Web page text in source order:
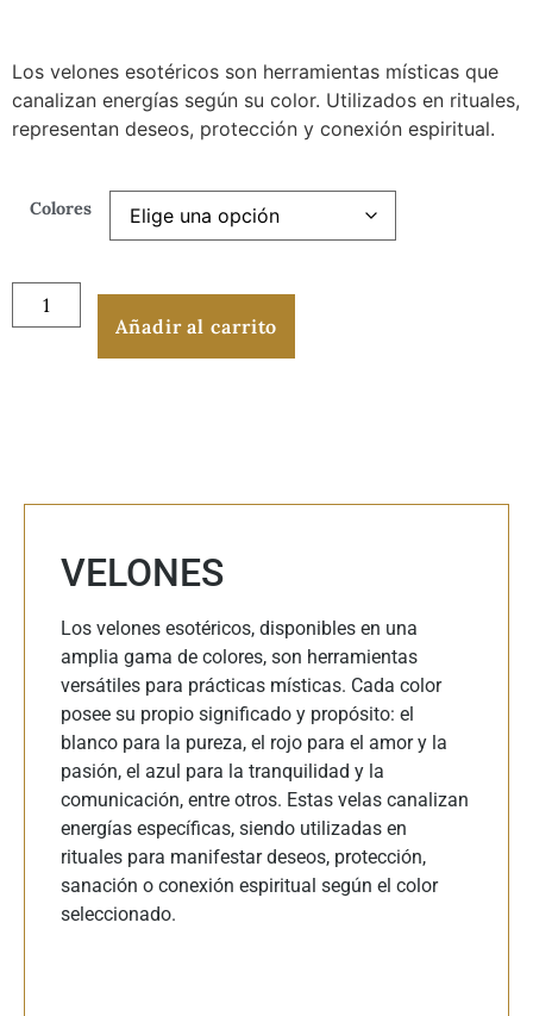
Los velones esotéricos son herramientas místicas que
canalizan energías según su color. Utilizados en rituales,
representan deseos, protección y conexión espiritual.
Colores
Añadir al carrito
VELONES
Los velones esotéricos, disponibles en una
amplia gama de colores, son herramientas
versátiles para prácticas místicas. Cada color
posee su propio significado y propósito: el
blanco para la pureza, el rojo para el amor y la
pasión, el azul para la tranquilidad y la
comunicación, entre otros. Estas velas canalizan
energías específicas, siendo utilizadas en
rituales para manifestar deseos, protección,
sanación o conexión espiritual según el color
seleccionado.